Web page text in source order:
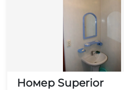
Номер Superior